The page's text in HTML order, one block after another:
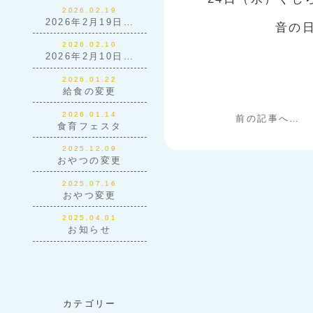
2026.02.19
2026年2月19日…
2026.02.10
2026年2月10日…
2026.01.22
給食の変更
2026.01.14
食育フェスタ
2025.12.09
おやつの変更
2025.07.16
おやつ変更
2025.04.01
お知らせ
カテゴリー
音の
前の記事へ…